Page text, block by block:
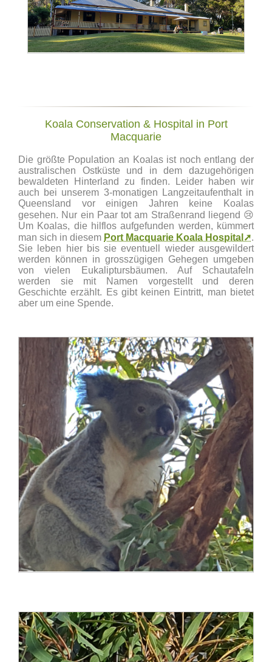
Koala Conservation & Hospital in Port
Macquarie
Die größte Population an Koalas ist noch entlang der
australischen Ostküste und in dem dazugehörigen
bewaldeten Hinterland zu finden. Leider haben wir
auch bei unserem 3-monatigen Langzeitaufenthalt in
Queensland vor einigen Jahren keine Koalas
gesehen. Nur ein Paar tot am Straßenrand liegend 😢
Um Koalas, die hilflos aufgefunden werden, kümmert
man sich in diesem Port Macquarie Koala Hospital➚.
Sie leben hier bis sie eventuell wieder ausgewildert
werden können in grosszügigen Gehegen umgeben
von vielen Eukaliptursbäumen. Auf Schautafeln
werden sie mit Namen vorgestellt und deren
Geschichte erzählt. Es gibt keinen Eintritt, man bietet
aber um eine Spende.